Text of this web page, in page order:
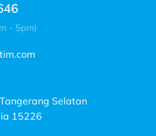
- 5pm)
Selatan
15226